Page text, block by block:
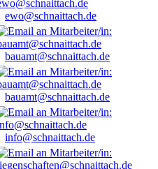
ewo@schnaittach.de
bauamt@schnaittach.de
bauamt@schnaittach.de
info@schnaittach.de